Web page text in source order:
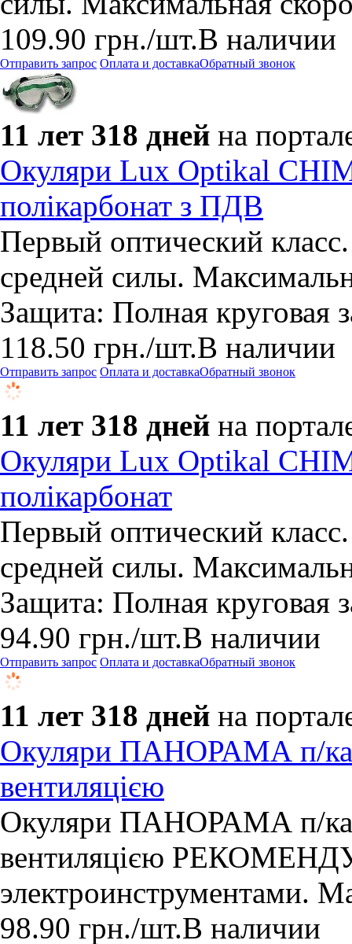
109.90 грн./шт.В наличии
Отправить запрос Оплата и доставкаОбратный звонок
11 лет 318 дней на
Окуляри Lux Optikal
полікарбонат з ПДВ
Первый оптический
средней силы.
Защита: Полная круговая
118.50 грн./шт.В наличии
Отправить запрос Оплата и доставкаОбратный звонок
11 лет 318 дней на
Окуляри Lux Optikal
полікарбонат
Первый оптический
средней силы.
Защита: Полная круговая
94.90 грн./шт.В наличии
Отправить запрос Оплата и доставкаОбратный звонок
11 лет 318 дней на
Окуляри ПАНОРАМА п/
вентиляцією
Окуляри ПАНОРАМА п/
вентиляцією
электроинструментами.
98.90 грн./шт.В наличии